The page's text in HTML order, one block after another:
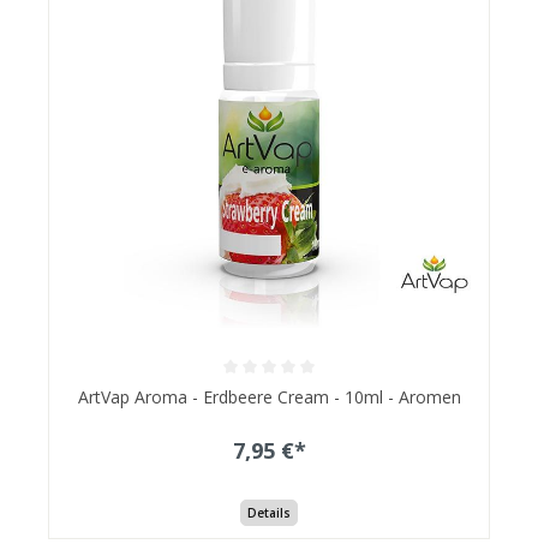
ArtVap Aroma - Erdbeere Cream - 10ml - Aromen
7,95 €*
Details